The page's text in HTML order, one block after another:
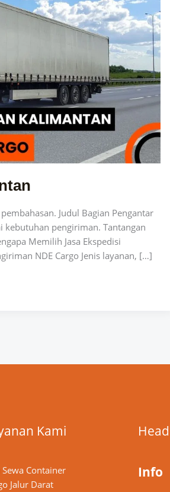
Judul Bagian Pengantar
kebutuhan pengiriman. Tantangan
Memilih Jasa Ekspedisi
NDE Cargo Jenis layanan, […]
Kami
Sewa Container
Jalur Darat
Info